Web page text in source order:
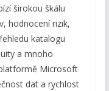
širokou škálu
hodnocení rizik,
katalogu
a mnoho
Microsoft
dat a rychlost